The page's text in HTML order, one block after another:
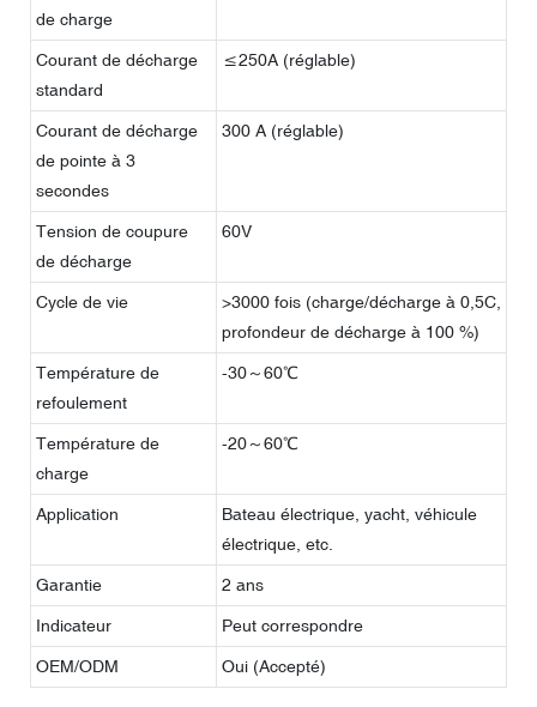
de charge
Courant de décharge
standard
≤250A (réglable)
Courant de décharge
de pointe à 3
secondes
300 A (réglable)
Tension de coupure
de décharge
60V
Cycle de vie
>3000 fois (charge/décharge à 0,5C,
profondeur de décharge à 100 %)
Température de
refoulement
-30～60℃
Température de
charge
-20～60℃
Application
Bateau électrique, yacht, véhicule
électrique, etc.
Garantie 2 ans
Indicateur Peut correspondre
OEM/ODM Oui (Accepté)